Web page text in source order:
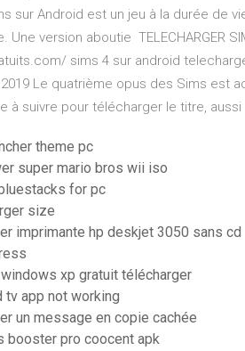
sur Android est un jeu à la durée de
version aboutie TELECHARGER
sims 4 sur android
Le quatrième opus des Sims est
à suivre pour télécharger le titre, aussi
theme pc
super mario bros wii iso
for pc
size
imprimante hp deskjet 3050 sans cd
xp gratuit télécharger
tv app not working
un message en copie cachée
booster pro coocent apk